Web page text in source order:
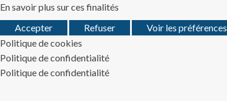
En savoir plus sur ces finalités
Accepter
Refuser Voir les préférences
Politique de cookies
Politique de confidentialité
Politique de confidentialité